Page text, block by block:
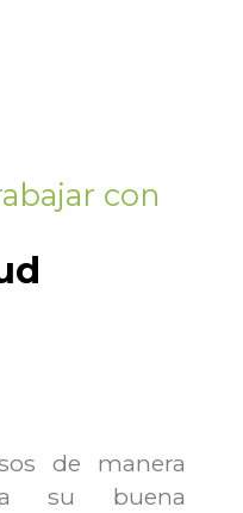
con
de manera
su buena